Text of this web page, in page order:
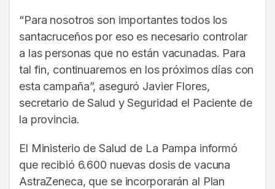
“Para nosotros son importantes todos los
santacruceños por eso es necesario controlar
a las personas que no están vacunadas. Para
tal fin, continuaremos en los próximos días con
esta campaña”, aseguró Javier Flores,
secretario de Salud y Seguridad el Paciente de
la provincia.
El Ministerio de Salud de La Pampa informó
que recibió 6.600 nuevas dosis de vacuna
AstraZeneca, que se incorporarán al Plan